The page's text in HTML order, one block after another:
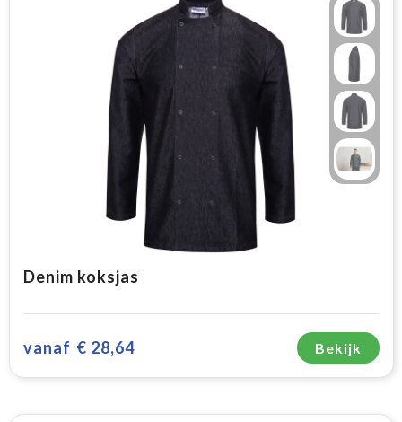
Denim koksjas
vanaf € 28,64 Bekijk